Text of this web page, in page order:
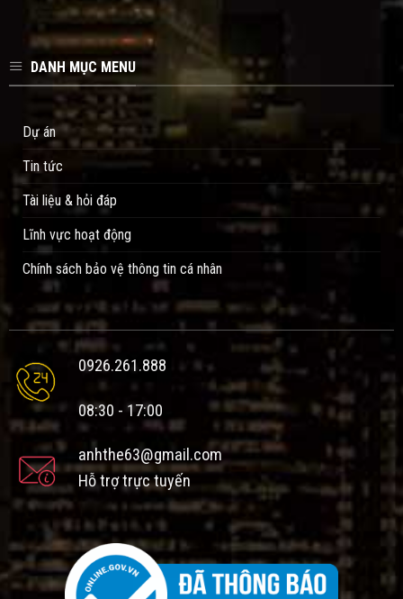
DANH MỤC MENU
Dự án
Tin tức
Tài liệu & hỏi đáp
Lĩnh vực hoạt động
Chính sách bảo vệ thông tin cá nhân
0926.261.888
08:30 - 17:00
anhthe63@gmail.com
Hỗ trợ trực tuyến